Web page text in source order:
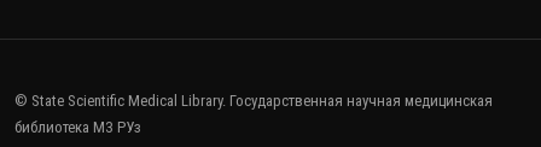
© State Scientific Medical Library. Государственная научная медицинская
библиотека МЗ РУз